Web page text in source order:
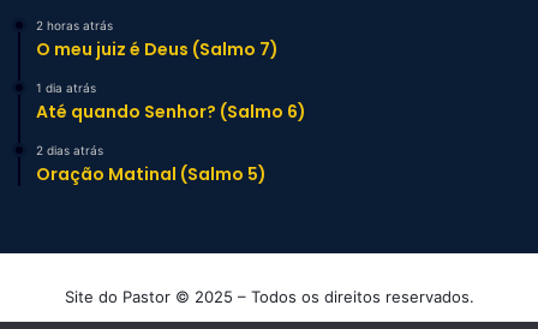
2 horas atrás
O meu juiz é Deus (Salmo 7)
1 dia atrás
Até quando Senhor? (Salmo 6)
2 dias atrás
Oração Matinal (Salmo 5)
Site do Pastor © 2025 – Todos os direitos reservados.